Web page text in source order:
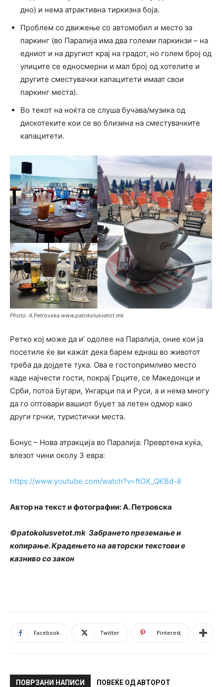
дно) и нема атрактивна тиркизна боја.
Проблем со движење со автомобил и место за
паркинг (во Паралија има два големи паркинзи – на
едниот и на другиот крај на градот, но голем број од
улиците се едносмерни и мал број од хотелите и
другите сместувачки капацитети имаат свои
паркинг места).
Во текот на ноќта се слуша бучава/музика од
дискотеките кои се во близина на сместувачките
капацитети.
Photo: A.Petrovska www.patokolusvetot.mk
Ретко кој може да и’ одолее на Паралија, оние кои ја
посетиле ќе ви кажат дека барем еднаш во животот
треба да дојдете тука. Ова е гостопримливо место
каде најчести гости, покрај Грците, се Македонци и
Срби, потоа Бугари, Унгарци па и Руси, a и нема многу
да го оптовари вашиот буџет за летен одмор како
други грчки, туристички места.
Бонус – Нова атракција во Паралија: Превртена куќа,
влезот чини околу 3 евра:
https://www.youtube.com/watch?v=ftOX_QKBd-8
Автор на текст и фотографии: А. Петровска
©patokolusvetot.mk Забрането преземање и
копирање. Крадењето на авторски текстови е
казниво со закон
Facebook Twitter Pinterest
ПОВРЗАНИ НАПИСИ ПОВЕЌЕ ОД АВТОРОТ